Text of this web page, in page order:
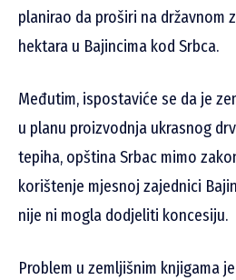
planirao da proširi na državnom
hektara u Bajincima kod Srbca.
Međutim, ispostaviće se da je
u planu proizvodnja ukrasnog
tepiha, opština Srbac mimo
korištenje mjesnoj zajednici
nije ni mogla dodjeliti koncesiju.
Problem u zemljišnim knjigama